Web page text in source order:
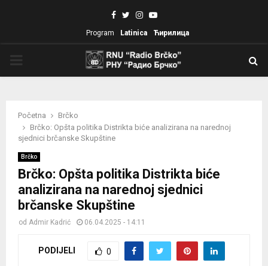
Facebook
TwitterInstagram
Youtube
Program Latinica Ћирилица
Početna
Brčko
Brčko: Opšta politika Distrikta biće analizirana na narednoj
sjednici brčanske Skupštine
Brčko
Brčko: Opšta politika Distrikta biće
analizirana na narednoj sjednici
brčanske Skupštine
od Admir Kadrić 06.04.2025 - 14:11
PODIJELI 0